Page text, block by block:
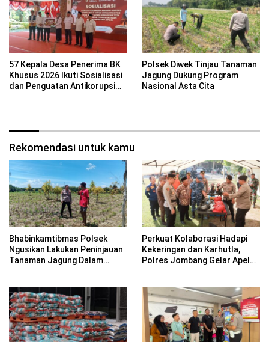
57 Kepala Desa Penerima BK
Khusus 2026 Ikuti Sosialisasi
dan Penguatan Antikorupsi
Polsek Diwek Tinjau Tanaman
Jagung Dukung Program
Nasional Asta Cita
Rekomendasi untuk kamu
Bhabinkamtibmas Polsek
Ngusikan Lakukan Peninjauan
Tanaman Jagung Dalam
Perkuat Kolaborasi Hadapi
Kekeringan dan Karhutla,
Polres Jombang Gelar Apel